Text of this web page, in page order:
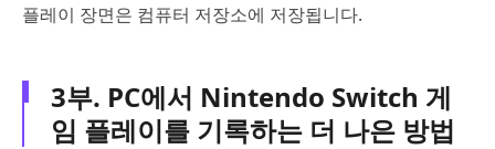
플레이 장면은 컴퓨터 저장소에 저장됩니다.
3부. PC에서 Nintendo Switch 게
임 플레이를 기록하는 더 나은 방법